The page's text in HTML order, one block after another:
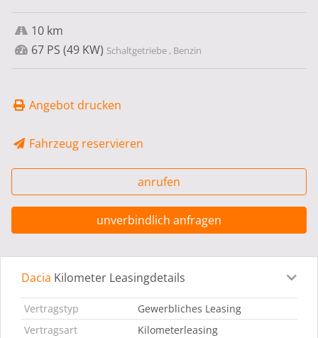
10 km
67 PS (49 KW) Schaltgetriebe , Benzin
Angebot drucken
Fahrzeug reservieren
anrufen
unverbindlich anfragen
Leasingdetails Fahrzeugdetails
Dacia Kilometer Leasingdetails
Vertragstyp
Gewerbliches Leasing
Vertragsart
Kilometerleasing